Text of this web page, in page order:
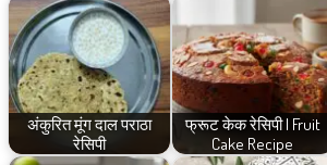
अंकुरित मूंग दाल पराठा
रेसिपी
फ्रूट केक रेसिपी | Fruit
Cake Recipe